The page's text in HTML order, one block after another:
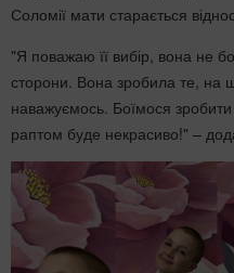
Соломії мати старається
"Я поважаю її вибір, вона не
сторони. Вона зробила те, на
наважуємось. Боїмося
раптом буде некрасиво!" –